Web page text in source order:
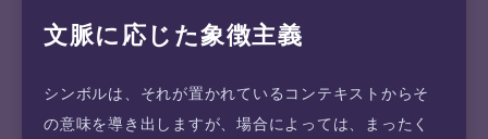
文脈に応じた象徴主義
シンボルは、それが置かれているコンテキストからそ
の意味を導き出しますが、場合によっては、まったく